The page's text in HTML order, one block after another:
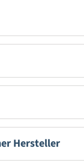
Hersteller